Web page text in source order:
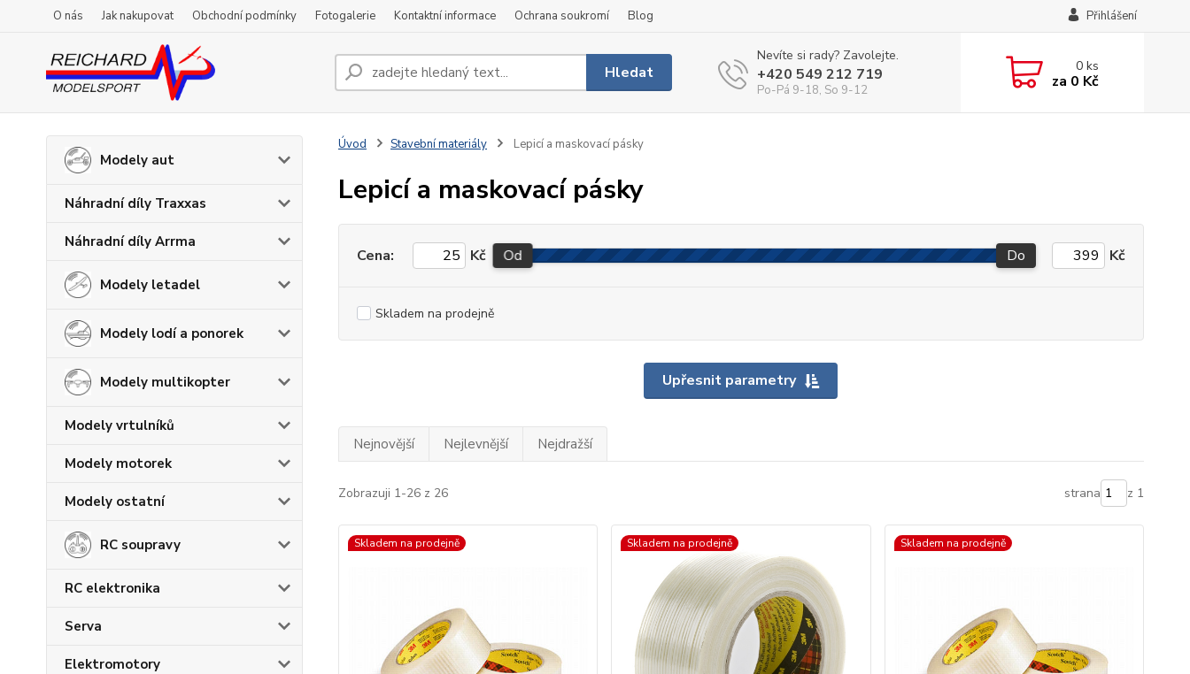
O nás Jak nakupovat Obchodní podmínky Fotogalerie Kontaktní informace Ochrana soukromí Blog Přihlášení
Hledat
Nevíte si rady? Zavolejte.
+420 549 212 719
Po-Pá 9-18, So 9-12
0ks
za 0 Kč
Modely aut
Náhradní díly Traxxas
Náhradní díly Arrma
Modely letadel
Modely lodí a ponorek
Modely multikopter
Modely vrtulníků
Modely motorek
Modely ostatní
RC soupravy
RC elektronika
Serva
Elektromotory
Úvod Stavební materiály Lepicí a maskovací pásky
Lepicí a maskovací pásky
Upřesnit parametry
Cena: Kč Od Do Kč
Skladem na prodejně
Nejnovější Nejlevnější Nejdražší
Zobrazuji 1-26 z 26 strana z 1
Skladem na prodejně Skladem na prodejně Skladem na prodejně